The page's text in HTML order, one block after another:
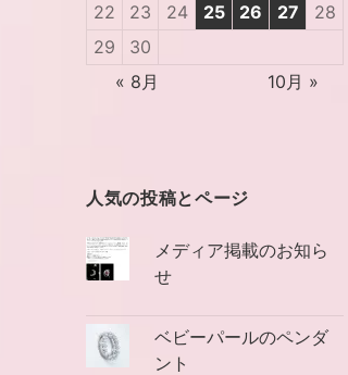
22
23 24 25 26 27
28
29
30
« 8月
10月 »
人気の投稿とページ
メディア掲載のお知ら
せ
ベビーパールのペンダ
ント